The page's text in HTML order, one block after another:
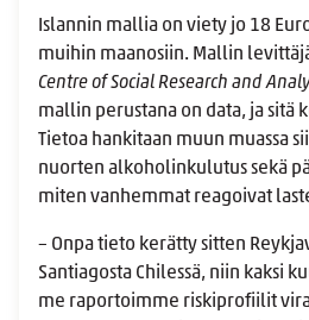
Islannin mallia on viety jo 18
muihin maanosiin. Mallin
Centre of Social Research and
mallin perustana on data, ja sitä
Tietoa hankitaan muun muassa
nuorten alkoholinkulutus sekä
miten vanhemmat reagoivat
– Onpa tieto kerätty sitten
Santiagosta Chilessä, niin kaksi
me raportoimme riskiprofiilit